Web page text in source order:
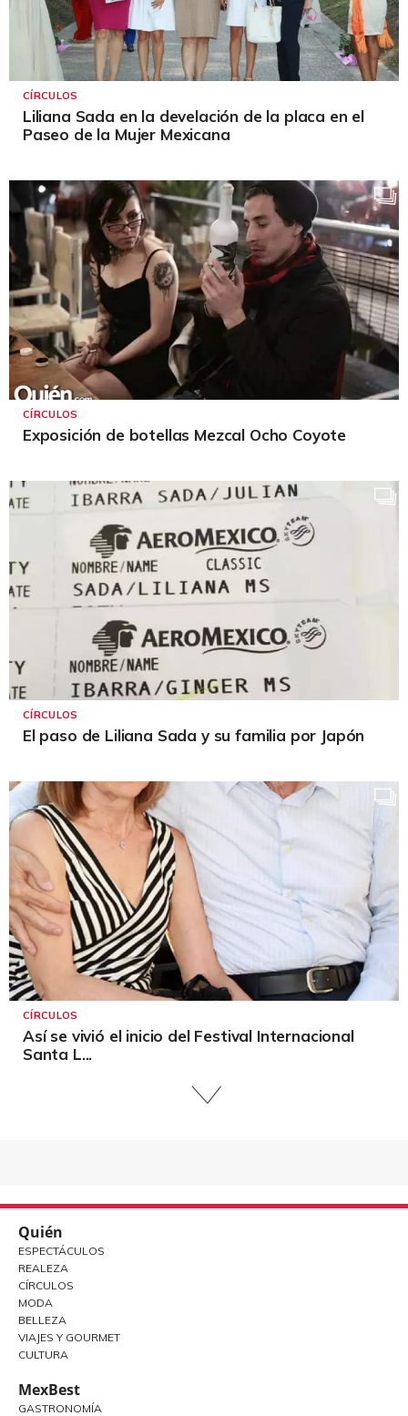
CÍRCULOS
Liliana Sada en la develación de la placa en el
Paseo de la Mujer Mexicana
CÍRCULOS
Exposición de botellas Mezcal Ocho Coyote
CÍRCULOS
El paso de Liliana Sada y su familia por Japón
CÍRCULOS
Así se vivió el inicio del Festival Internacional
Santa L...
Quién
ESPECTÁCULOS
REALEZA
CÍRCULOS
MODA
BELLEZA
VIAJES Y GOURMET
CULTURA
MexBest
GASTRONOMÍA